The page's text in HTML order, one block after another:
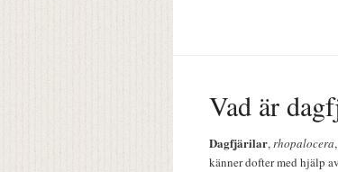
Vad är
Dagfjärilar,rhopalocera
känner dofter med hjälp